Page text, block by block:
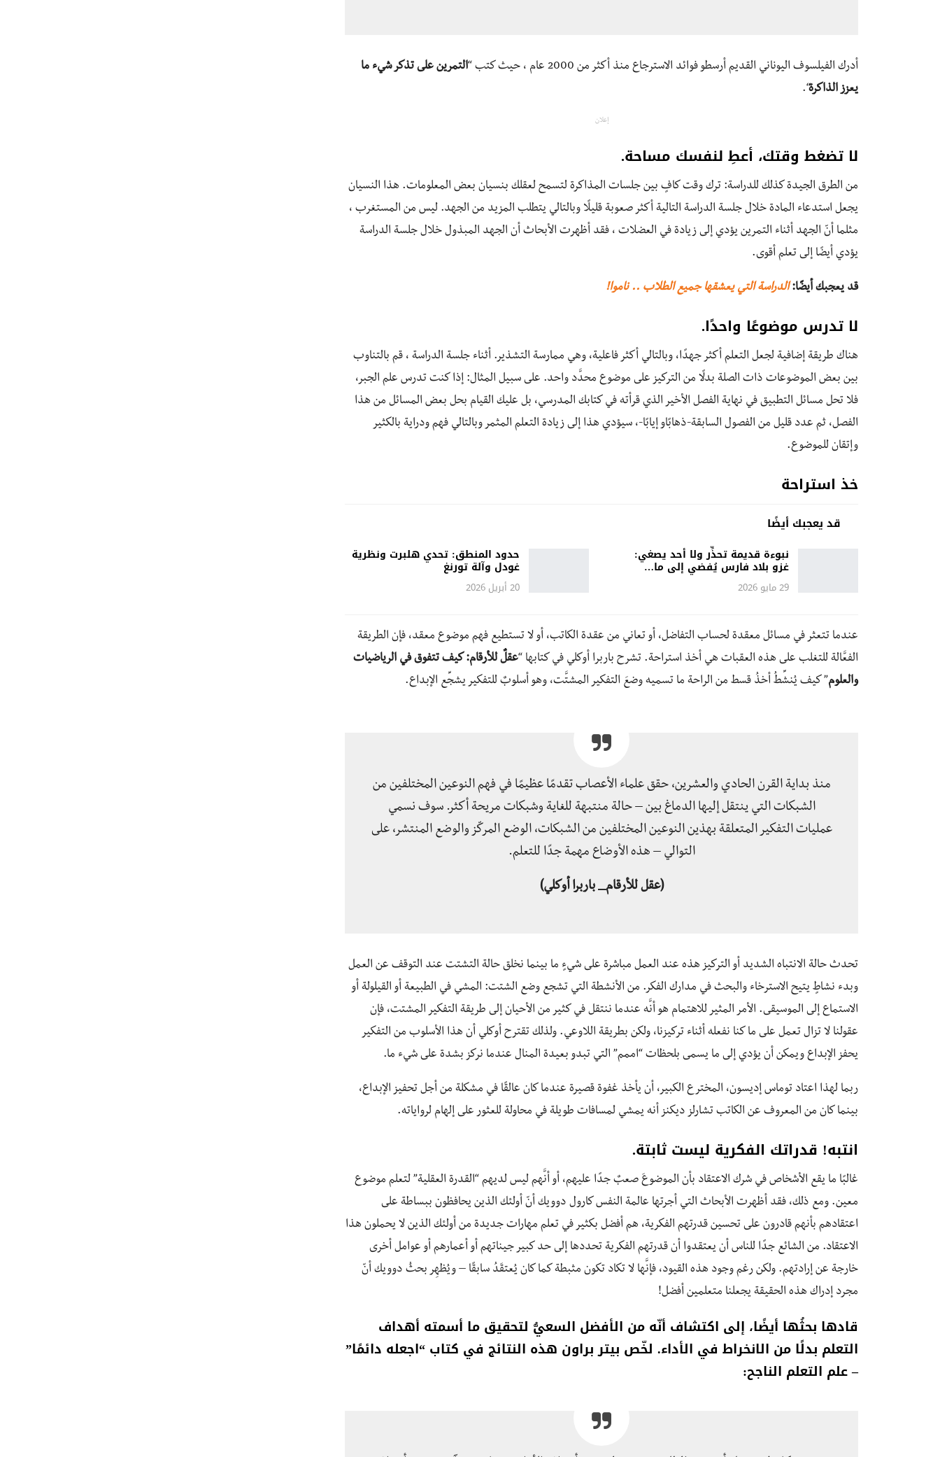
أدرك الفيلسوف اليوناني القديم أرسطو فوائد الاسترجاع منذ أكثر من 2000 عام ، حيث كتب “
التمرين على تذكر شيء ما
يعزز الذاكرة“.
إعلان
لا تضغط وقتك، أعطِ لنفسك مساحة.
من الطرق الجيدة كذلك للدراسة: ترك وقت كافٍ بين جلسات المذاكرة لتسمح لعقلك بنسيان بعض المعلومات. هذا النسيان
يجعل استدعاء المادة خلال جلسة الدراسة التالية أكثر صعوبة قليلًا وبالتالي يتطلب المزيد من الجهد. ليس من المستغرب ،
مثلما أنّ الجهد أثناء التمرين يؤدي إلى زيادة في العضلات ، فقد أظهرت الأبحاث أن الجهد المبذول خلال جلسة الدراسة
يؤدي أيضًا إلى تعلم أقوى.
قد يعجبك أيضًا:الدراسة التي يعشقها جميع الطلاب .. ناموا!
لا تدرس موضوعًا واحدًا.
هناك طريقة إضافية لجعل التعلم أكثر جهدًا، وبالتالي أكثر فاعلية، وهي ممارسة التشذير. أثناء جلسة الدراسة ، قم بالتناوب
بين بعض الموضوعات ذات الصلة بدلًا من التركيز على موضوع محدَّد واحد. على سبيل المثال: إذا كنت تدرس علم الجبر،
فلا تحل مسائل التطبيق في نهاية الفصل الأخير الذي قرأته في كتابك المدرسي، بل عليك القيام بحل بعض المسائل من هذا
الفصل، ثم عدد قليل من الفصول السابقة-ذهابًاو إيابًا-، سيؤدي هذا إلى زيادة التعلم المثمر وبالتالي فهم ودراية بالكثير
وإتقان للموضوع.
خذ استراحة
قد يعجبك أيضًا
نبوءة قديمة تحذِّر ولا أحد يصغي:
غزو بلاد فارس يُفضي إلى ما…
29 مايو 2026
حدود المنطق: تحدي هلبرت ونظرية
غودل وآلة تورنغ
20 أبريل 2026
عندما تتعثر في مسائل معقدة لحساب التفاضل، أو تعاني من عقدة الكاتب، أو لا تستطيع فهم موضوع معقد، فإن الطريقة
الفعَّالة للتغلب على هذه العقبات هي أخذ استراحة. تشرح باربرا أوكلي في كتابها “عقلٌ للأرقام: كيف تتفوق في الرياضيات
والعلوم” كيف يُنشِّطُ أخذُ قسط من الراحة ما تسميه وضعَ التفكير المشتَّت، وهو أسلوبٌ للتفكير يشجِّع الإبداع.
منذ بداية القرن الحادي والعشرين، حقق علماء الأعصاب تقدمًا عظيمًا في فهم النوعين المختلفين من
الشبكات التي ينتقل إليها الدماغ بين – حالة منتبهة للغاية وشبكات مريحة أكثر. سوف نسمي
عمليات التفكير المتعلقة بهذين النوعين المختلفين من الشبكات، الوضع المركّز والوضع المنتشر، على
التوالي – هذه الأوضاع مهمة جدًا للتعلم.
(عقل للأرقام_ باربرا أوكلي)
تحدث حالة الانتباه الشديد أو التركيز هذه عند العمل مباشرة على شيءٍ ما بينما نخلق حالة التشتت عند التوقف عن العمل
وبدء نشاطٍ يتيح الاسترخاء والبحث في مدارك الفكر. من الأنشطة التي تشجع وضع الشتت: المشي في الطبيعة أو القيلولة أو
الاستماع إلى الموسيقى. الأمر المثير للاهتمام هو أنَّه عندما ننتقل في كثير من الأحيان إلى طريقة التفكير المشتت، فإن
عقولنا لا تزال تعمل على ما كنا نفعله أثناء تركيزنا، ولكن بطريقة اللاوعي. ولذلك تقترح أوكلي أن هذا الأسلوب من التفكير
يحفز الإبداع ويمكن أن يؤدي إلى ما يسمى بلحظات “اممم” التي تبدو بعيدة المنال عندما نركز بشدة على شيء ما.
ربما لهذا اعتاد توماس إديسون، المخترع الكبير، أن يأخذ غفوة قصيرة عندما كان عالقًا في مشكلة من أجل تحفيز الإبداع،
بينما كان من المعروف عن الكاتب تشارلز ديكنز أنه يمشي لمسافات طويلة في محاولة للعثور على إلهام لرواياته.
انتبه! قدراتك الفكرية ليست ثابتة.
غالبًا ما يقع الأشخاص في شرك الاعتقاد بأن الموضوعَ صعبٌ جدًا عليهم، أو أنَّهم ليس لديهم “القدرة العقلية” لتعلم موضوع
معين. ومع ذلك، فقد أظهرت الأبحاث التي أجرتها عالمة النفس كارول دوويك أنّ أولئك الذين يحافظون ببساطة على
اعتقادهم بأنهم قادرون على تحسين قدرتهم الفكرية، هم أفضل بكثير في تعلم مهارات جديدة من أولئك الذين لا يحملون هذا
الاعتقاد. من الشائع جدًا للناس أن يعتقدوا أن قدرتهم الفكرية تحددها إلى حد كبير جيناتهم أو أعمارهم أو عوامل أخرى
خارجة عن إرادتهم. ولكن رغم وجود هذه القيود، فإنَّها لا تكاد تكون مثبطة كما كان يُعتقَدُ سابقًا – ويُظهِر بحثُ دوويك أنّ
مجرد إدراك هذه الحقيقة يجعلنا متعلمين أفضل!
قادها بحثُها أيضًا، إلى اكتشاف أنّه من الأفضل السعيُّ لتحقيق ما أسمته أهداف
التعلم بدلًا من الانخراط في الأداء. لخّص بيتر براون هذه النتائج في كتاب “اجعله دائمًا”
– علم التعلم الناجح: